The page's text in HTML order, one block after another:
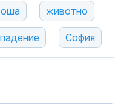
животно
София